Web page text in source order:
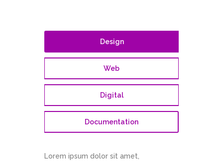
Design
Web
Digital
Documentation
Lorem ipsum dolor sit amet,